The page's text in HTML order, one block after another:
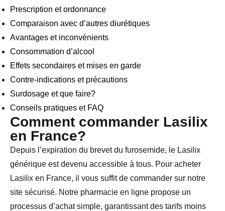
Prescription et ordonnance
Comparaison avec d’autres diurétiques
Avantages et inconvénients
Consommation d’alcool
Effets secondaires et mises en garde
Contre-indications et précautions
Surdosage et que faire?
Conseils pratiques et FAQ
Comment commander Lasilix
en France?
Depuis l’expiration du brevet du furosemide, le Lasilix
générique est devenu accessible à tous. Pour acheter
Lasilix en France, il vous suffit de commander sur notre
site sécurisé. Notre pharmacie en ligne propose un
processus d’achat simple, garantissant des tarifs moins